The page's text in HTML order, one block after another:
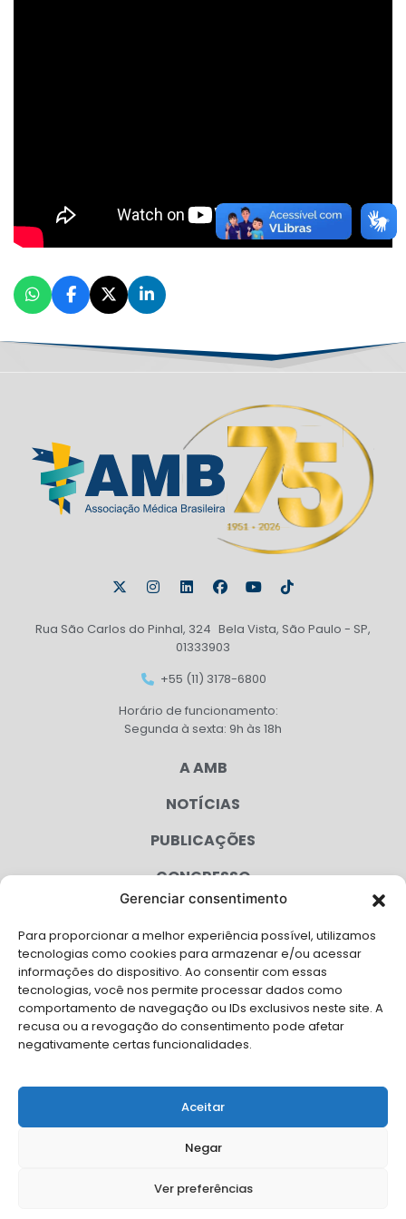
Gerenciar consentimento
Para proporcionar a melhor experiência possível, utilizamos
tecnologias como cookies para armazenar e/ou acessar
informações do dispositivo. Ao consentir com essas
tecnologias, você nos permite processar dados como
comportamento de navegação ou IDs exclusivos neste site. A
recusa ou a revogação do consentimento pode afetar
negativamente certas funcionalidades.
Aceitar
Negar
Ver preferências
Rua São Carlos do Pinhal, 324 Bela Vista, São Paulo - SP,
01333903
+55 (11) 3178-6800
Horário de funcionamento:
Segunda à sexta: 9h às 18h
A AMB
NOTÍCIAS
PUBLICAÇÕES
CONGRESSO
CAMPANHAS
SERVIÇOS
FILIADAS
FALE CONOSCO
Solicite Apoio Institucional da AMB para o seu evento